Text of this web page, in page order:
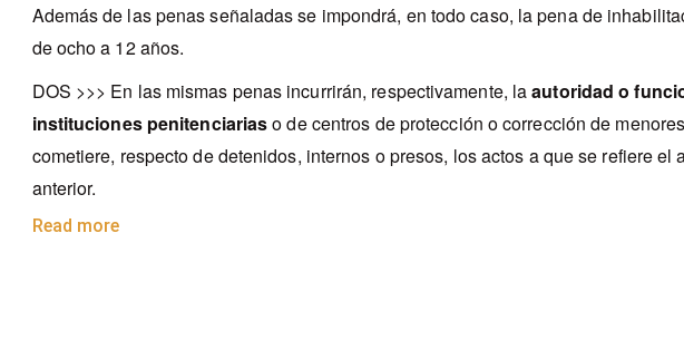
Además de las penas señaladas se impondrá, en todo caso, la pena de
de ocho a 12 años.
DOS >>> En las mismas penas incurrirán, respectivamente, laautoridad o
instituciones penitenciariaso de centros de protección o corrección de
cometiere, respecto de detenidos, internos o presos, los actos a que se refiere el
anterior.
Read more